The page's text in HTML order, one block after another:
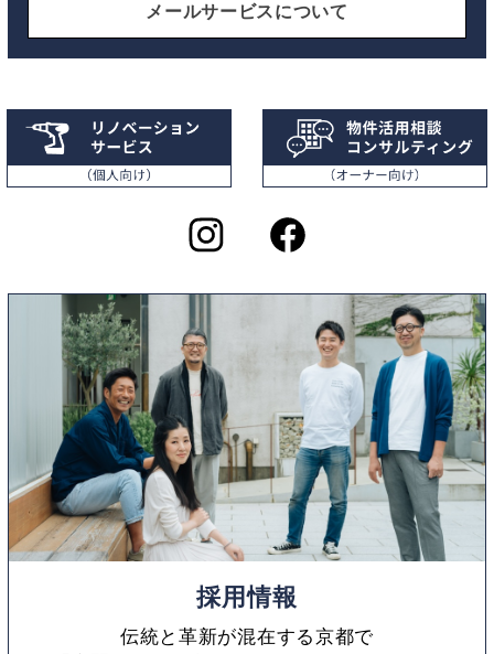
メールサービスについて
採用情報
伝統と革新が混在する京都で